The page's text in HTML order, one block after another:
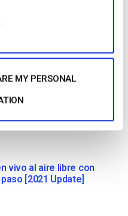
MY PERSONAL
en 2025
vivo al aire libre con
éxito: Guía paso a paso [2021 Update]